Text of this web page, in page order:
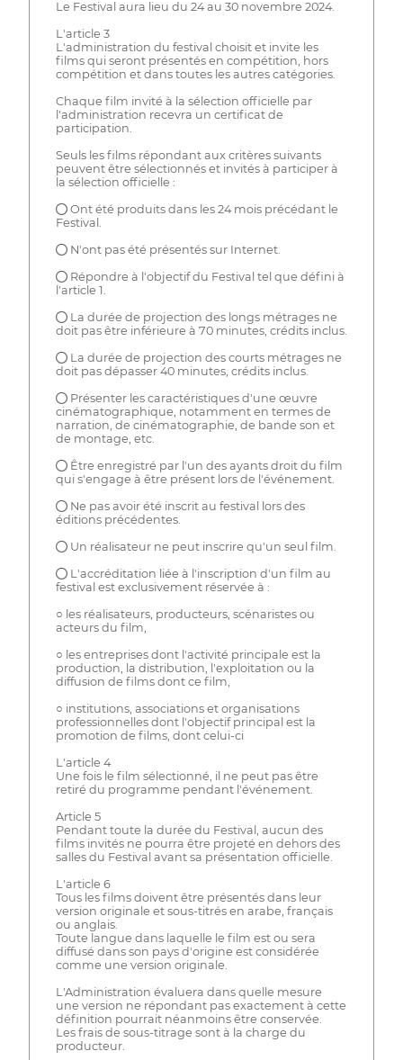
Le Festival aura lieu du 24 au 30 novembre 2024.
L'article 3
L'administration du festival choisit et invite les
films qui seront présentés en compétition, hors
compétition et dans toutes les autres catégories.
Chaque film invité à la sélection officielle par
l'administration recevra un certificat de
participation.
Seuls les films répondant aux critères suivants
peuvent être sélectionnés et invités à participer à
la sélection officielle :
● Ont été produits dans les 24 mois précédant le
Festival.
● N'ont pas été présentés sur Internet.
● Répondre à l'objectif du Festival tel que défini à
l'article 1.
● La durée de projection des longs métrages ne
doit pas être inférieure à 70 minutes, crédits inclus.
● La durée de projection des courts métrages ne
doit pas dépasser 40 minutes, crédits inclus.
● Présenter les caractéristiques d'une œuvre
cinématographique, notamment en termes de
narration, de cinématographie, de bande son et
de montage, etc.
● Être enregistré par l'un des ayants droit du film
qui s'engage à être présent lors de l'événement.
● Ne pas avoir été inscrit au festival lors des
éditions précédentes.
● Un réalisateur ne peut inscrire qu'un seul film.
● L'accréditation liée à l'inscription d'un film au
festival est exclusivement réservée à :
○ les réalisateurs, producteurs, scénaristes ou
acteurs du film,
○ les entreprises dont l'activité principale est la
production, la distribution, l'exploitation ou la
diffusion de films dont ce film,
○ institutions, associations et organisations
professionnelles dont l'objectif principal est la
promotion de films, dont celui-ci
L'article 4
Une fois le film sélectionné, il ne peut pas être
retiré du programme pendant l'événement.
Article 5
Pendant toute la durée du Festival, aucun des
films invités ne pourra être projeté en dehors des
salles du Festival avant sa présentation officielle.
L'article 6
Tous les films doivent être présentés dans leur
version originale et sous-titrés en arabe, français
ou anglais.
Toute langue dans laquelle le film est ou sera
diffusé dans son pays d'origine est considérée
comme une version originale.
L'Administration évaluera dans quelle mesure
une version ne répondant pas exactement à cette
définition pourrait néanmoins être conservée.
Les frais de sous-titrage sont à la charge du
producteur.